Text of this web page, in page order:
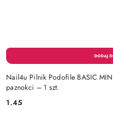
Nail4u Pilnik Podofile BASIC
paznokci – 1 szt.
Cena:
1.45